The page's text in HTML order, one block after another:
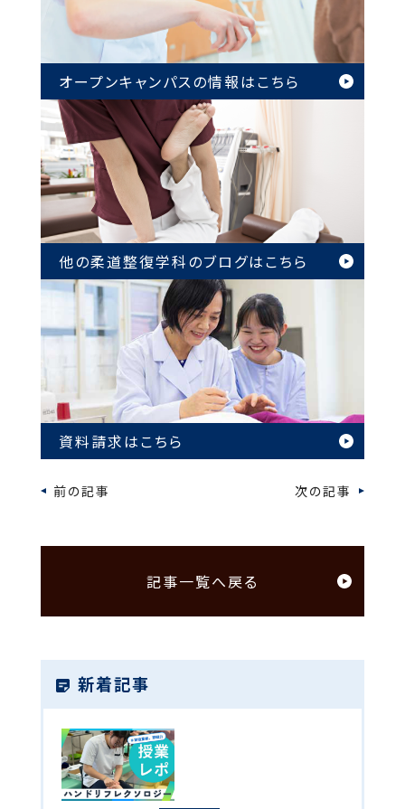
オープンキャンパスの情報はこちら
他の柔道整復学科のブログはこちら
資料請求はこちら
前の記事 次の記事
記事一覧へ戻る
新着記事